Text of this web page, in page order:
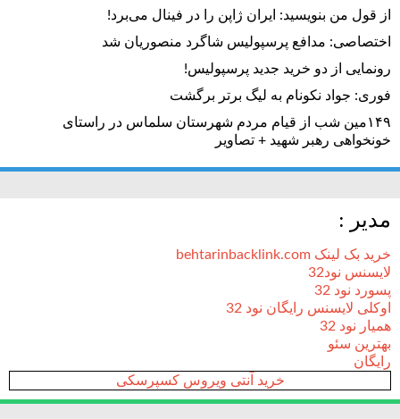
از قول من بنویسید: ایران ژاپن را در فینال می‌برد!
اختصاصی: مدافع پرسپولیس شاگرد منصوریان شد
رونمایی از دو خرید جدید پرسپولیس!
فوری: جواد نکونام به لیگ برتر برگشت
۱۴۹مین شب از قیام مردم شهرستان سلماس در راستای
خونخواهی رهبر شهید + تصاویر
مدیر :
خرید بک لینک behtarinbacklink.com
لایسنس نود32
پسورد نود 32
اوکلی لایسنس رایگان نود 32
همیار نود 32
بهترین سئو
رایگان
خرید آنتی ویروس کسپرسکی